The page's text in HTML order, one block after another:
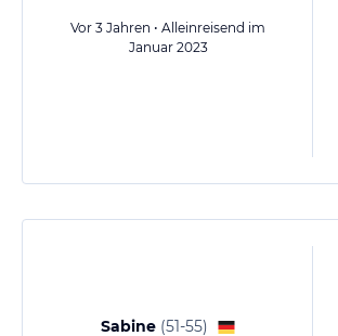
Vor 3 Jahren • Alleinreisend im
Januar 2023
Sabine (51-55)